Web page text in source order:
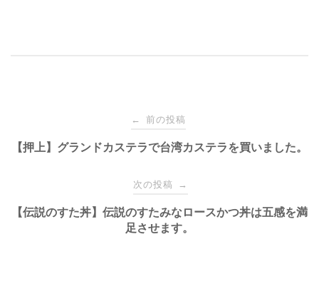
稿
← 前の投稿
【押上】グランドカステラで台湾カステラを買いました。
次の投稿 →
【伝説のすた丼】伝説のすたみなロースかつ丼は五感を満
足させます。